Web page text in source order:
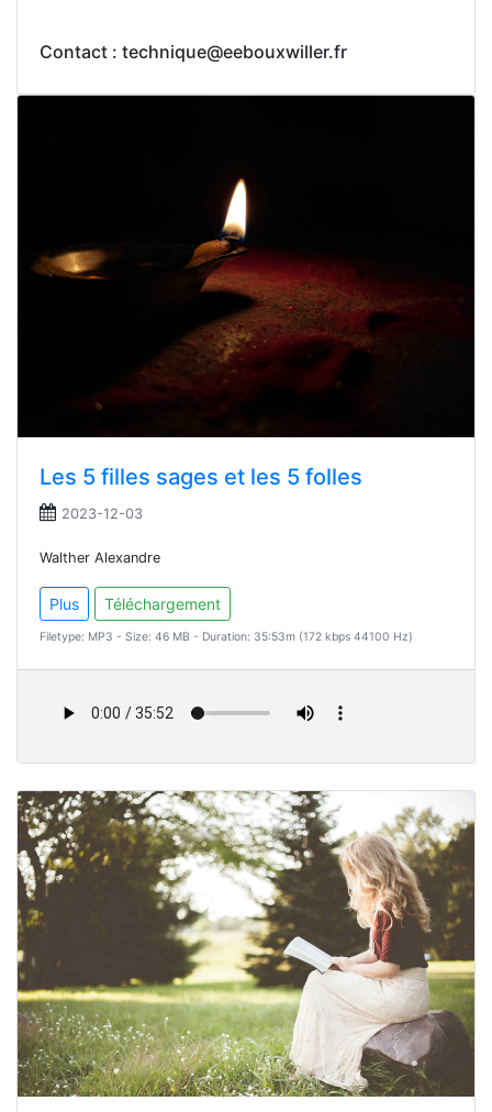
Contact : technique@eebouxwiller.fr
Les 5 filles sages et les 5 folles
2023-12-03
Walther Alexandre
Plus Téléchargement
Filetype: MP3 - Size: 46 MB - Duration: 35:53m (172 kbps 44100 Hz)